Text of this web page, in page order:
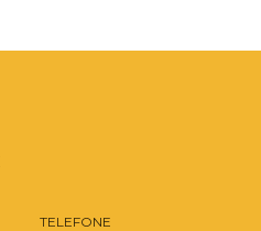
TELEFONE